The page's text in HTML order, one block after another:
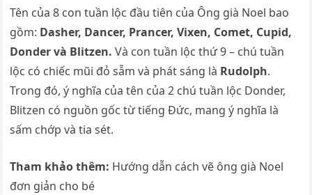
Tên của 8 con tuần lộc đầu tiên của Ông già Noel bao
gồm: Dasher, Dancer, Prancer, Vixen, Comet, Cupid,
Donder và Blitzen. Và con tuần lộc thứ 9 – chú tuần
lộc có chiếc mũi đỏ sẫm và phát sáng là Rudolph.
Trong đó, ý nghĩa của tên của 2 chú tuần lộc Donder,
Blitzen có nguồn gốc từ tiếng Đức, mang ý nghĩa là
sấm chớp và tia sét.
Tham khảo thêm: Hướng dẫn cách vẽ ông già Noel
đơn giản cho bé